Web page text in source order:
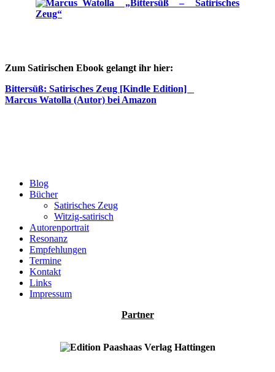
Zum Satirischen Ebook gelangt ihr hier:
Bittersüß: Satirisches Zeug [Kindle Edition]
Marcus Watolla (Autor) bei Amazon
Blog
Bücher
Satirisches Zeug
Witzig-satirisch
Autorenportrait
Resonanz
Empfehlungen
Termine
Kontakt
Links
Impressum
Partner